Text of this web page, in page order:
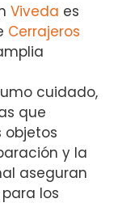
Viveda es
Cerrajeros
cuidado,
que
objetos
y la
aseguran
los